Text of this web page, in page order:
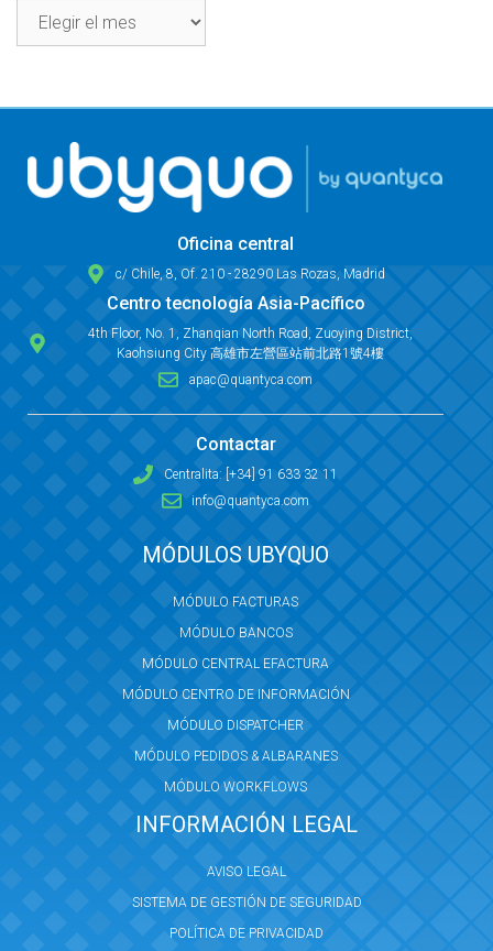
Oficina central
c/ Chile, 8, Of. 210 - 28290 Las Rozas, Madrid
Centro tecnología Asia-Pacífico
4th Floor, No. 1, Zhanqian North Road, Zuoying District,
Kaohsiung City 高雄市左營區站前北路1號4樓
apac@quantyca.com
Contactar
Centralita: [+34] 91 633 32 11
info@quantyca.com
MÓDULOS UBYQUO
MÓDULO FACTURAS
MÓDULO BANCOS
MÓDULO CENTRAL EFACTURA
MÓDULO CENTRO DE INFORMACIÓN
MÓDULO DISPATCHER
MÓDULO PEDIDOS & ALBARANES
MÓDULO WORKFLOWS
INFORMACIÓN LEGAL
AVISO LEGAL
SISTEMA DE GESTIÓN DE SEGURIDAD
POLÍTICA DE PRIVACIDAD